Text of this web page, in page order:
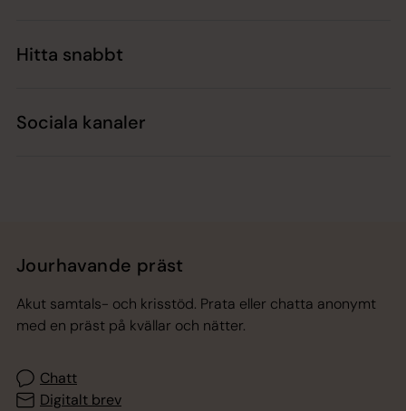
Hitta snabbt
Sociala kanaler
Jourhavande präst
Akut samtals- och krisstöd. Prata eller chatta anonymt
med en präst på kvällar och nätter.
Chatt
Digitalt brev